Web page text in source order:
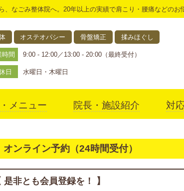
、なごみ整体院へ。20年以上の実績で肩こり・腰痛などのお
オステオパシー 骨盤矯正 揉みほぐし
時間 9:00 - 12:00／13:00 - 20:00（最終受付）
日 水曜日・木曜日
メニュー 院長・施設紹介 対
アクセス
オンライン予約（24時間受付）
是非とも会員登録を！ 】